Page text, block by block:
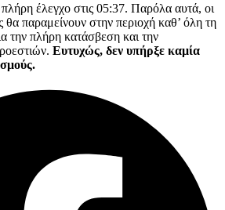
έλεγχο στις 05:37. Παρόλα αυτά, οι
θα παραμείνουν στην περιοχή καθ’ όλη τη
την πλήρη κατάσβεση και την
Ευτυχώς, δεν υπήρξε καμία